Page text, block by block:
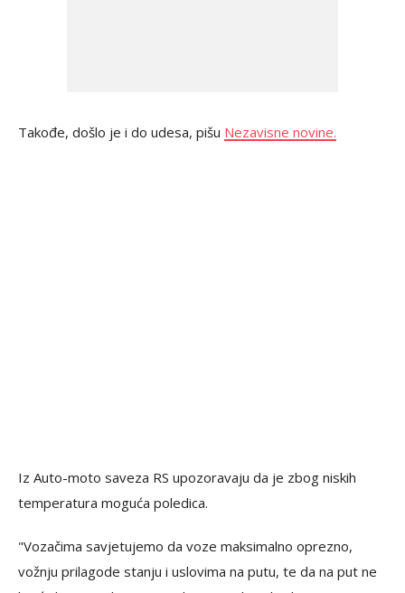
Takođe, došlo je i do udesa, pišu Nezavisne novine.
Iz Auto-moto saveza RS upozoravaju da je zbog niskih
temperatura moguća poledica.
"Vozačima savjetujemo da voze maksimalno oprezno,
vožnju prilagode stanju i uslovima na putu, te da na put ne